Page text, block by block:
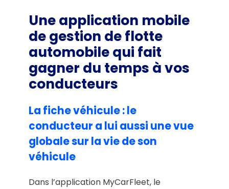
Une application mobile
de gestion de flotte
automobile qui fait
gagner du temps à vos
conducteurs
La fiche véhicule : le
conducteur a lui aussi une vue
globale sur la vie de son
véhicule
Dans l’application MyCarFleet, le